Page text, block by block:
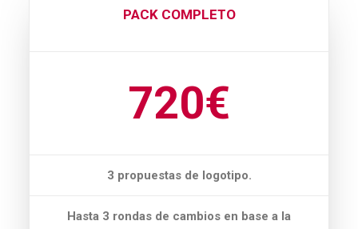
PACK COMPLETO
720€
3 propuestas de logotipo.
Hasta 3 rondas de cambios en base a la